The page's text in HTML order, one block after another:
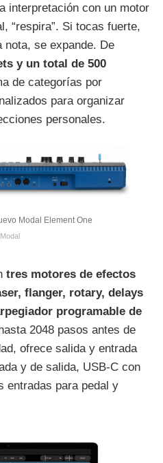
interpretación con un motor
“respira”. Si tocas fuerte,
nota, se expande. De
y un total de 500
de categorías por
para organizar
personales.
Modal Element One
Modal
tres motores de efectos
flanger, rotary, delays
programable de
2048 pasos antes de
ofrece salida y entrada
y de salida, USB‑C con
entradas para pedal y